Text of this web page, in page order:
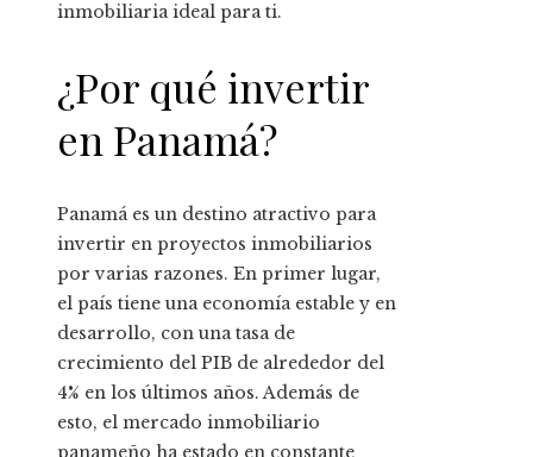
inmobiliaria ideal para ti.
¿Por qué invertir
en Panamá?
Panamá es un destino atractivo para
invertir en proyectos inmobiliarios
por varias razones. En primer lugar,
el país tiene una economía estable y en
desarrollo, con una tasa de
crecimiento del PIB de alrededor del
4% en los últimos años. Además de
esto, el mercado inmobiliario
panameño ha estado en constante